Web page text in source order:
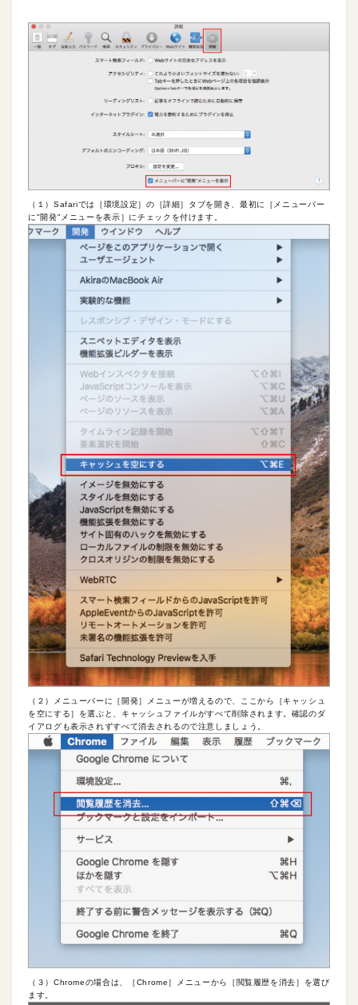
（１）Safariでは［環境設定］の［詳細］タブを開き、最初に［メニューバー
に"開発"メニューを表示］にチェックを付けます。
（２）メニューバーに［開発］メニューが増えるので、ここから［キャッシュ
を空にする］を選ぶと、キャッシュファイルがすべて削除されます。確認のダ
イアログも表示されずすべて消去されるので注意しましょう。
（３）Chromeの場合は、［Chrome］メニューから［閲覧履歴を消去］を選び
ます。